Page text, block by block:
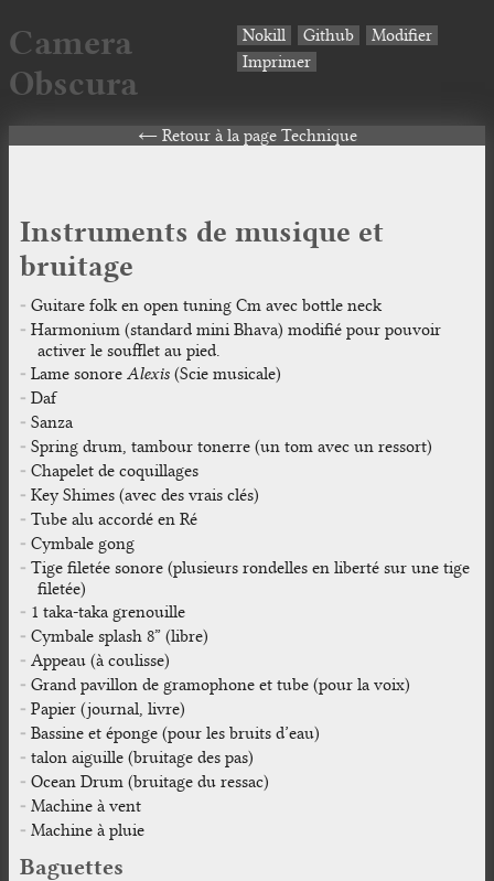
Camera
Obscura
Nokill Github
Modifier
Imprimer
Retour à la page Technique
Instruments de musique et
bruitage
Guitare folk en open tuning Cm avec bottle neck
Harmonium (standard mini Bhava) modifié pour pouvoir
activer le soufflet au pied.
Lame sonore Alexis (Scie musicale)
Daf
Sanza
Spring drum, tambour tonerre (un tom avec un ressort)
Chapelet de coquillages
Key Shimes (avec des vrais clés)
Tube alu accordé en Ré
Cymbale gong
Tige filetée sonore (plusieurs rondelles en liberté sur une tige
filetée)
1 taka-taka grenouille
Cymbale splash 8” (libre)
Appeau (à coulisse)
Grand pavillon de gramophone et tube (pour la voix)
Papier (journal, livre)
Bassine et éponge (pour les bruits d’eau)
talon aiguille (bruitage des pas)
Ocean Drum (bruitage du ressac)
Machine à vent
Machine à pluie
Baguettes